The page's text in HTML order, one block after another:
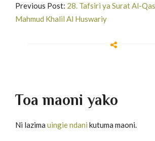
Previous Post: 28. Tafsiri ya Surat Al-
Mahmud Khalil Al Huswariy
Toa maoni yako
Ni lazima uingie ndani kutuma maoni.